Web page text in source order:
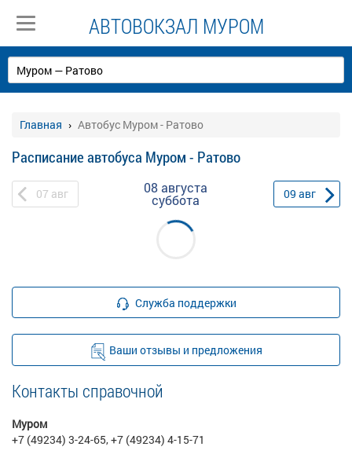
АВТОВОКЗАЛ МУРОМ
Главная Автобус Муром - Ратово
Расписание автобуса Муром - Ратово
07 авг 08 августа
суббота 09 авг
Служба поддержки
Ваши отзывы и предложения
Контакты справочной
Муром
+7 (49234) 3-24-65, +7 (49234) 4-15-71